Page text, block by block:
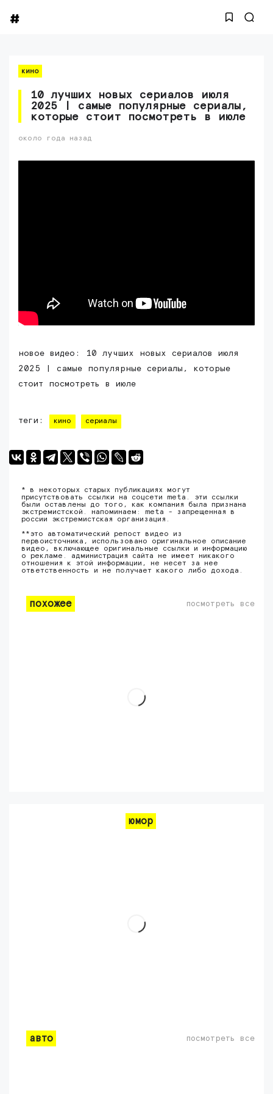
кино
10 лучших новых сериалов июля
2025 | самые популярные сериалы,
которые стоит посмотреть в июле
около года назад
новое видео: 10 лучших новых сериалов июля
2025 | самые популярные сериалы, которые
стоит посмотреть в июле
теги: кино сериалы
* в некоторых старых публикациях могут
присутствовать ссылки на соцсети meta. эти ссылки
были оставлены до того, как компания была признана
экстремистской. напоминаем: meta - запрещенная в
россии экстремистская организация.
**это автоматический репост видео из
первоисточника, использовано оригинальное описание
видео, включающее оригинальные ссылки и информацию
о рекламе. администрация сайта не имеет никакого
отношения к этой информации, не несет за нее
ответственность и не получает какого либо дохода.
похожее посмотреть все
юмор
авто посмотреть все